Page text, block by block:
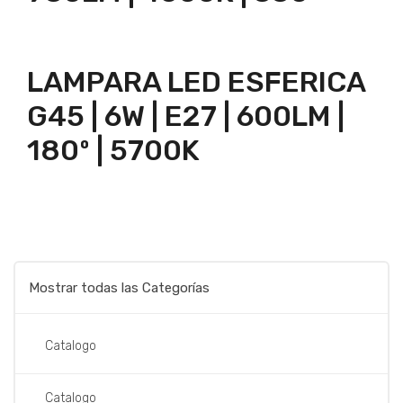
LAMPARA LED ESFERICA
G45 | 6W | E27 | 600LM |
180º | 5700K
Mostrar todas las Categorías
Catalogo
Catalogo